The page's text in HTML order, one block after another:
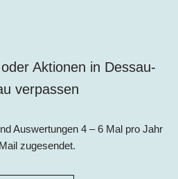
Aktionen in Dessau-
verpassen
Auswertungen 4 – 6 Mal pro Jahr
zugesendet.